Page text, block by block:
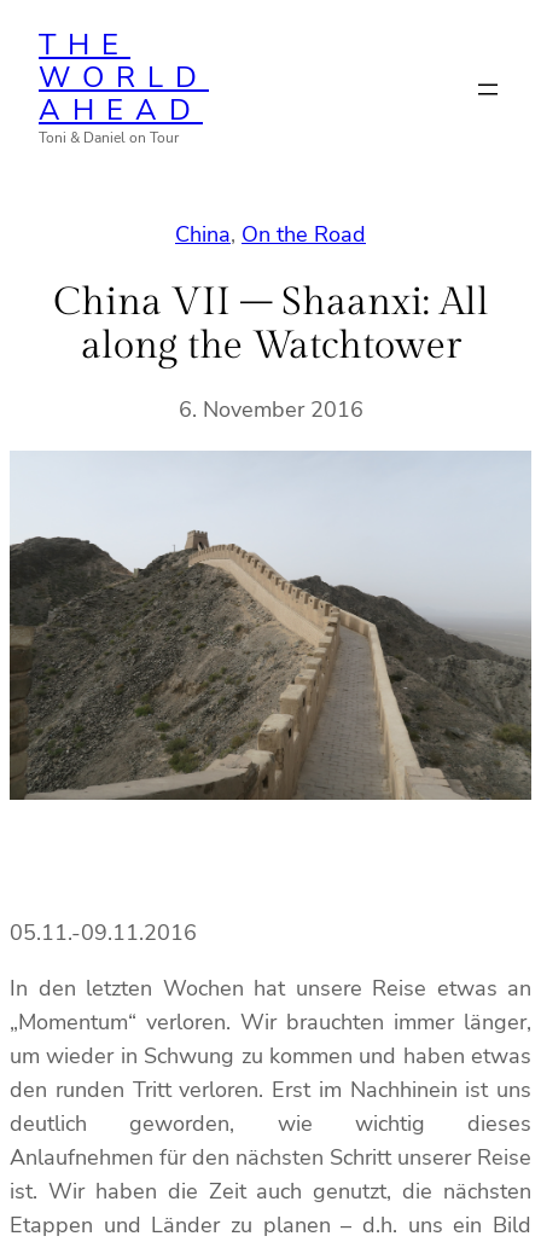
Inhalt
springen
THE
WORLD
AHEAD
Toni & Daniel on Tour
China, On the Road
China VII – Shaanxi: All
along the Watchtower
6. November 2016
05.11.-09.11.2016
In den letzten Wochen hat unsere Reise etwas an
„Momentum“ verloren. Wir brauchten immer länger,
um wieder in Schwung zu kommen und haben etwas
den runden Tritt verloren. Erst im Nachhinein ist uns
deutlich geworden, wie wichtig dieses
Anlaufnehmen für den nächsten Schritt unserer Reise
ist. Wir haben die Zeit auch genutzt, die nächsten
Etappen und Länder zu planen – d.h. uns ein Bild